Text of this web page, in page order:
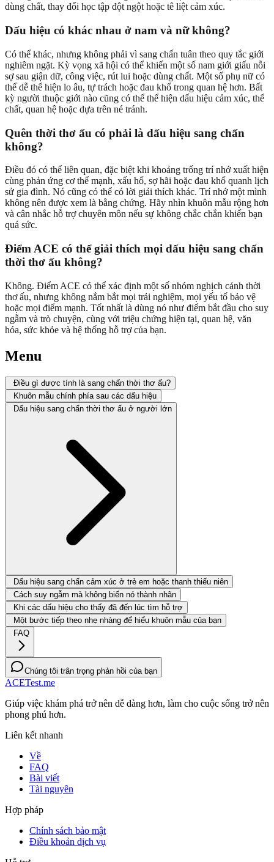
dùng chất, thay đổi học tập đột ngột hoặc tê liệt cảm xúc.
Dấu hiệu có khác nhau ở nam và nữ không?
Có thể khác, nhưng không phải vì sang chấn tuân theo quy tắc giới
nghiêm ngặt. Kỳ vọng xã hội có thể khiến một số nam giới giấu nỗi
sợ sau giận dữ, công việc, rút lui hoặc dùng chất. Một số phụ nữ có
thể dễ thể hiện lo âu, tự trách hoặc đau khổ trong quan hệ hơn. Bất
kỳ người thuộc giới nào cũng có thể thể hiện dấu hiệu cảm xúc, thể
chất, quan hệ hoặc dựa trên né tránh.
Quên thời thơ ấu có phải là dấu hiệu sang chấn
không?
Điều đó có thể liên quan, đặc biệt khi khoảng trống trí nhớ xuất hiện
cùng phản ứng cơ thể mạnh, xấu hổ, sợ hãi hoặc đau khổ quanh lịch
sử gia đình. Nó cũng có thể có lời giải thích khác. Trí nhớ một mình
không nên được xem là bằng chứng. Hãy nhìn khuôn mẫu rộng hơn
và cân nhắc hỗ trợ chuyên môn nếu sự không chắc chắn khiến bạn
quá sức.
Điểm ACE có thể giải thích mọi dấu hiệu sang chấn
thời thơ ấu không?
Không. Điểm ACE có thể xác định một số nhóm nghịch cảnh thời
thơ ấu, nhưng không nắm bắt mọi trải nghiệm, mọi yếu tố bảo vệ
hoặc mọi điểm mạnh. Tốt nhất là dùng nó như điểm bắt đầu cho suy
ngẫm và trò chuyện, cùng với triệu chứng hiện tại, quan hệ, văn
hóa, sức khỏe và hệ thống hỗ trợ của bạn.
Menu
Điều gì được tính là sang chấn thời thơ ấu?
Khuôn mẫu chính phía sau các dấu hiệu
Dấu hiệu sang chấn thời thơ ấu ở người lớn
Dấu hiệu sang chấn cảm xúc ở trẻ em hoặc thanh thiếu niên
Cách suy ngẫm mà không biến nó thành nhãn
Khi các dấu hiệu cho thấy đã đến lúc tìm hỗ trợ
Một bước tiếp theo nhẹ nhàng để hiểu khuôn mẫu của bạn
FAQ
Chúng tôi trân trọng phản hồi của bạn
ACETest.me
Giúp việc khám phá trở nên dễ dàng hơn, làm cho cuộc sống trở nên
phong phú hơn.
Liên kết nhanh
Về
FAQ
Bài viết
Tài nguyên
Hợp pháp
Chính sách bảo mật
Điều khoản dịch vụ